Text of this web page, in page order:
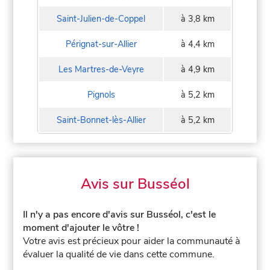
Saint-Julien-de-Coppel à 3,8 km
Pérignat-sur-Allier à 4,4 km
Les Martres-de-Veyre à 4,9 km
Pignols à 5,2 km
Saint-Bonnet-lès-Allier à 5,2 km
Avis sur Busséol
Il n'y a pas encore d'avis sur Busséol, c'est le
moment d'ajouter le vôtre !
Votre avis est précieux pour aider la communauté à
évaluer la qualité de vie dans cette commune.